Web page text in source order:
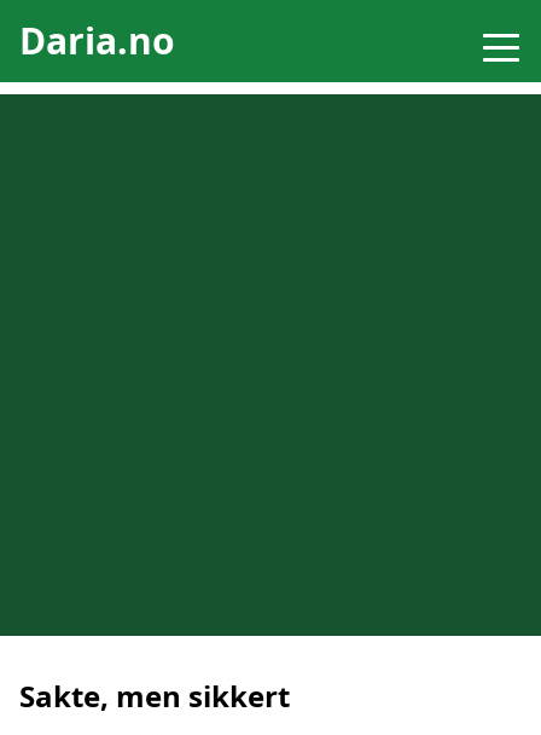
Daria.no
Sakte, men sikkert